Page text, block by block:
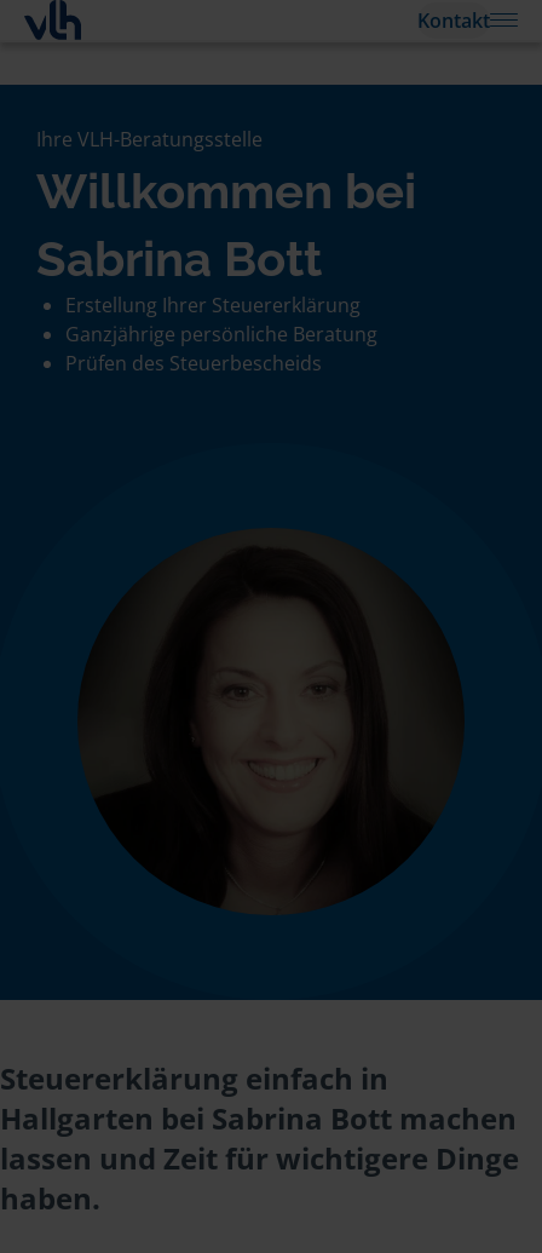
Kontakt
Ihre VLH-Beratungsstelle
Willkommen bei
Sabrina Bott
Erstellung Ihrer Steuererklärung
Ganzjährige persönliche Beratung
Prüfen des Steuerbescheids
Steuererklärung einfach in
Hallgarten bei Sabrina Bott machen
lassen und Zeit für wichtigere Dinge
haben.